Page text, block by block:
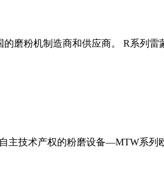
磨粉机制造商和供应商。 R系列
技术产权的粉磨设备—MTW系